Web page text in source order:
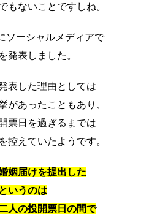
もないことですしね。
ソーシャルメディアで
発表しました。
表した理由としては
があったこともあり、
票日を過ぎるまでは
控えていたようです。
姻届けを提出した
いうのは
人の投開票日の間で